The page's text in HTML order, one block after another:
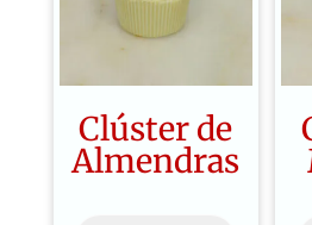
Clúster de
Almendras